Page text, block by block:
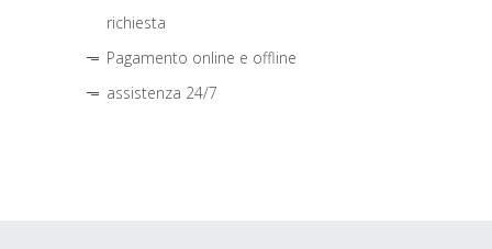
richiesta
Pagamento online e offline
assistenza 24/7